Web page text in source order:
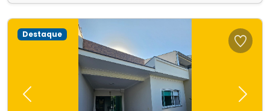
Previous Next
Destaque